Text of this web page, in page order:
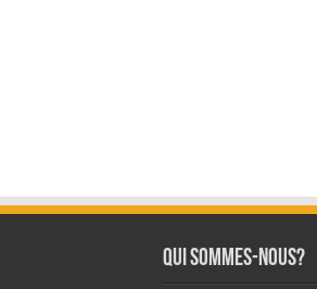
Qui sommes-nous?